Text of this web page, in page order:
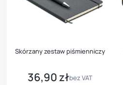
Skórzany zestaw piśmienniczy
Cena
36,90 złbez VAT